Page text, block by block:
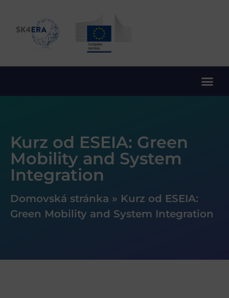
Kurz od ESEIA: Green
Mobility and System
Integration
Domovská stránka » Kurz od ESEIA:
Green Mobility and System Integration